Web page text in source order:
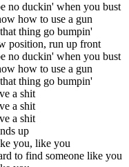
no duckin' when you bust
how to use a gun
thing go bumpin'
position, run up front
no duckin' when you bust
how to use a gun
thing go bumpin'
a shit
a shit
a shit
up
you, like you
to find someone like you